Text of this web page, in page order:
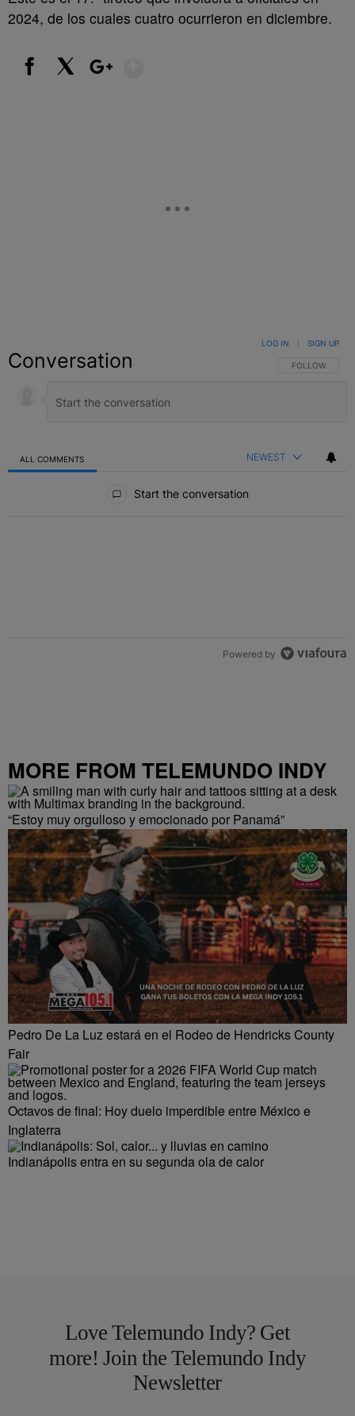
2024, de los cuales cuatro ocurrieron en diciembre.
Conversation FOLLOW THIS
FOLLOW
LOG IN SIGN UP
ALL COMMENTS NEWEST
Start the conversation
Powered by
MORE FROM TELEMUNDO INDY
“Estoy muy orgulloso y emocionado por Panamá”
Pedro De La Luz estará en el Rodeo de Hendricks County
Fair
Octavos de final: Hoy duelo imperdible entre México e
Inglaterra
Indianápolis entra en su segunda ola de calor
Love Telemundo Indy? Get
more! Join the Telemundo Indy
Newsletter